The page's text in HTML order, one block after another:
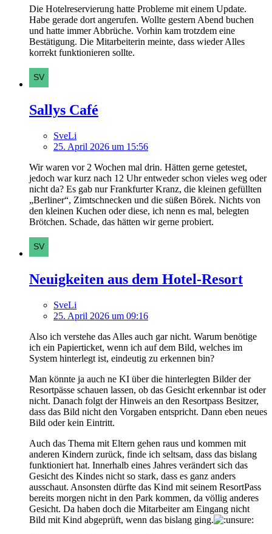
Die Hotelreservierung hatte Probleme mit einem Update.
Habe gerade dort angerufen. Wollte gestern Abend buchen
und hatte immer Abbrüche. Vorhin kam trotzdem eine
Bestätigung. Die Mitarbeiterin meinte, dass wieder Alles
korrekt funktionieren sollte.
Sallys Café
SveLi
25. April 2026 um 15:56
Wir waren vor 2 Wochen mal drin. Hätten gerne getestet,
jedoch war kurz nach 12 Uhr entweder schon vieles weg oder
nicht da? Es gab nur Frankfurter Kranz, die kleinen gefüllten
„Berliner“, Zimtschnecken und die süßen Börek. Nichts von
den kleinen Kuchen oder diese, ich nenn es mal, belegten
Brötchen. Schade, das hätten wir gerne probiert.
Neuigkeiten aus dem Hotel-Resort
SveLi
25. April 2026 um 09:16
Also ich verstehe das Alles auch gar nicht. Warum benötige
ich ein Papierticket, wenn ich auf dem Bild, welches im
System hinterlegt ist, eindeutig zu erkennen bin?
Man könnte ja auch ne KI über die hinterlegten Bilder der
Resortpässe schauen lassen, ob das Gesicht erkennbar ist oder
nicht. Danach folgt der Hinweis an den Resortpass Besitzer,
dass das Bild nicht den Vorgaben entspricht. Dann eben neues
Bild oder kein Eintritt.
Auch das Thema mit Eltern gehen raus und kommen mit
anderen Kindern zurück, finde ich seltsam, dass das bislang
funktioniert hat. Innerhalb eines Jahres verändert sich das
Gesicht des Kindes nicht so stark, dass es ganz anders
ausschaut. Ansonsten dürfte das Kind mit seinem ResortPass
bereits morgen nicht in den Park kommen, da völlig anderes
Gesicht. Da haben doch die Mitarbeiter am Eingang nicht
Bild mit Kind abgeprüft, wenn das bislang ging.